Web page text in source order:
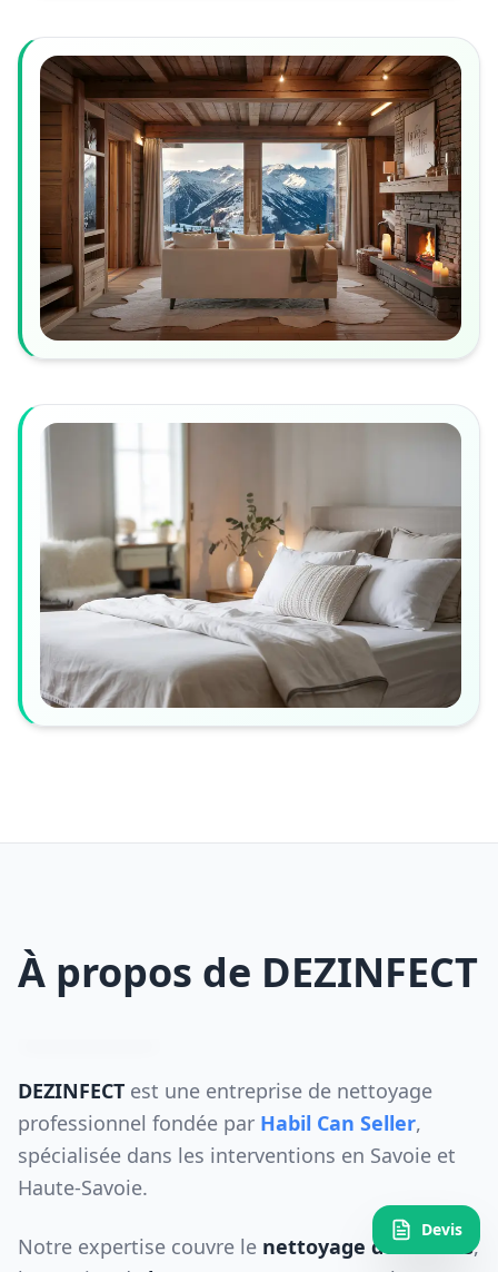
À propos de DEZINFECT
DEZINFECT est une entreprise de nettoyage
professionnel fondée par Habil Can Seller,
spécialisée dans les interventions en Savoie et
Haute-Savoie.
Notre expertise couvre le nettoyage de chalets,
Devis